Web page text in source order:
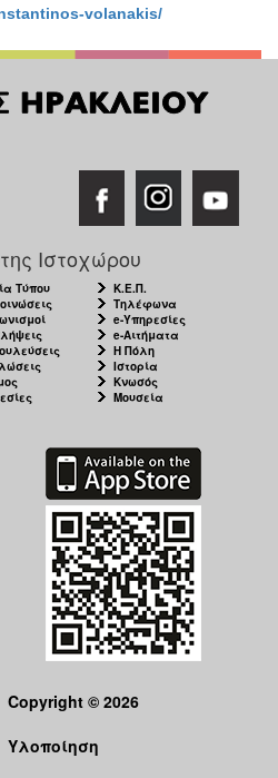
volanakis/
Ιστοχώρου
Τύπου
Κ.Ε.Π.
Τηλέφωνα
e-Υπηρεσίες
e-Αιτήματα
Η Πόλη
Ιστορία
Κνωσός
Μουσεία
Copyright © 2026
Υλοποίηση